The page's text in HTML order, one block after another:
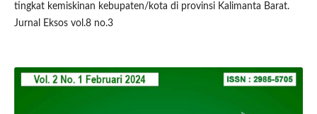
tingkat kemiskinan kebupaten/kota di provinsi Kalimanta Barat.
Jurnal Eksos vol.8 no.3